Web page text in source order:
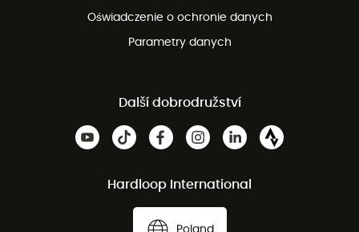
Oświadczenie o ochronie danych
Parametry danych
Další dobrodružství
Hardloop International
Poland